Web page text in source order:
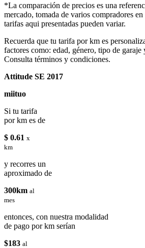
*La comparación de precios es una
mercado, tomada de varios compradores
tarifas aqui presentadas pueden variar.
Recuerda que tu tarifa por km es
factores como: edad, género, tipo de garaje
Consulta términos y condiciones.
Attitude SE 2017
miituo
Si tu tarifa
por km es de
$ 0.61 x
km
y recorres un
aproximado de
300km al
mes
entonces, con nuestra modalidad
de pago por km serían
$183 al